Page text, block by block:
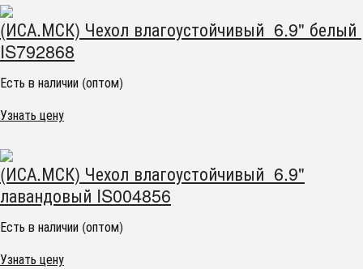
(ИСА.МСК) Чехол влагоустойчивый 6.9" белый
IS792868
Есть в наличии (оптом)
Узнать цену
(ИСА.МСК) Чехол влагоустойчивый 6.9"
лавандовый IS004856
Есть в наличии (оптом)
Узнать цену